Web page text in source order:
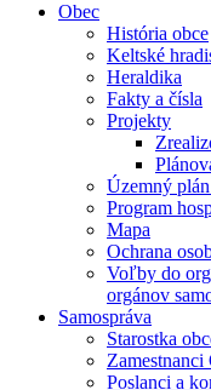
Obec
História obce
Keltské
Heraldika
Fakty a čísla
Projekty
Územný
Program
Mapa
Ochrana
Voľby do
orgánov
Samospráva
Starostka
Zamestnanci
Poslanci a